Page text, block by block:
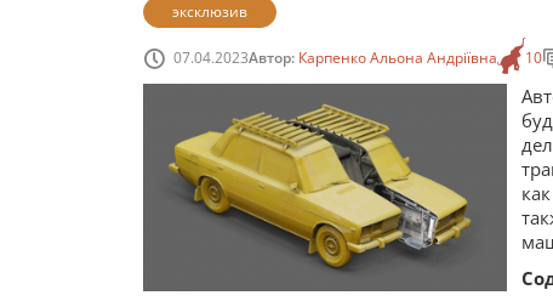
эксклюзив
07.04.2023Автор: Карпенко Альона Андріївна 10